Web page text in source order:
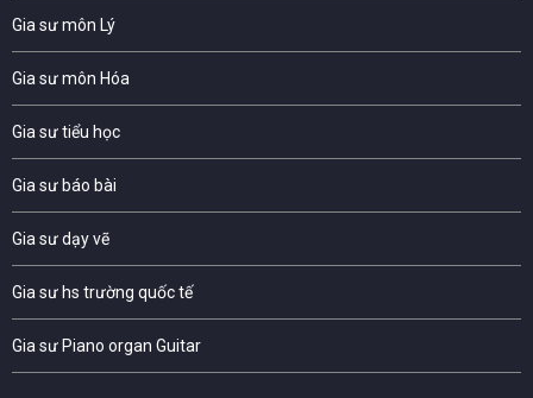
Gia sư môn Lý
Gia sư môn Hóa
Gia sư tiểu học
Gia sư báo bài
Gia sư dạy vẽ
Gia sư hs trường quốc tế
Gia sư Piano organ Guitar